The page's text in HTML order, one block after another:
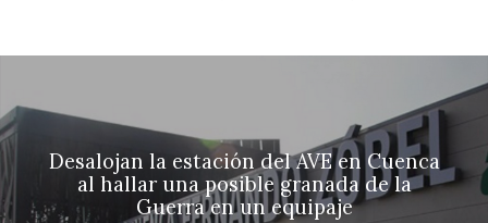
Desalojan la estación del AVE en Cuenca
al hallar una posible granada de la
Guerra en un equipaje